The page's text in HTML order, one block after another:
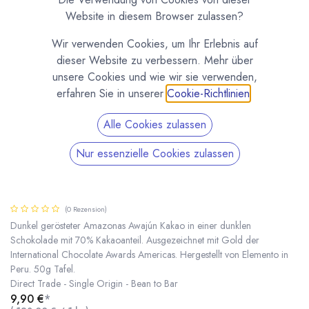
(0 Rezension)
Dunkel gerösteter Amazonas Awajún Kakao in einer dunklen
Schokolade mit 70% Kakaoanteil. Ausgezeichnet mit Gold der
International Chocolate Awards Americas. Hergestellt von Elemento in
Peru. 50g Tafel.
Direct Trade - Single Origin - Bean to Bar
9,90 €*
Website in diesem Browser zulassen?
Wir verwenden Cookies, um Ihr Erlebnis auf
dieser Website zu verbessern. Mehr über
unsere Cookies und wie wir sie verwenden,
erfahren Sie in unserer Cookie-Richtlinien
Alle Cookies zulassen
Nur essenzielle Cookies zulassen